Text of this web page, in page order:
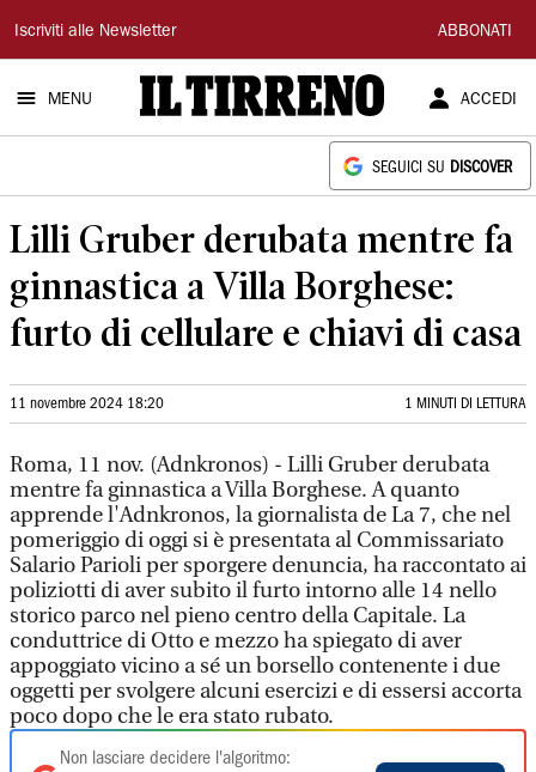
Il
Tirreno
Iscriviti alle Newsletter ABBONATI
MENU ACCEDI
SEGUICI SU DISCOVER
Lilli Gruber derubata mentre fa
ginnastica a Villa Borghese:
furto di cellulare e chiavi di casa
11 novembre 2024 18:20 1 MINUTI DI LETTURA
Roma, 11 nov. (Adnkronos) - Lilli Gruber derubata
mentre fa ginnastica a Villa Borghese. A quanto
apprende l'Adnkronos, la giornalista de La 7, che nel
pomeriggio di oggi si è presentata al Commissariato
Salario Parioli per sporgere denuncia, ha raccontato ai
poliziotti di aver subito il furto intorno alle 14 nello
storico parco nel pieno centro della Capitale. La
conduttrice di Otto e mezzo ha spiegato di aver
appoggiato vicino a sé un borsello contenente i due
oggetti per svolgere alcuni esercizi e di essersi accorta
poco dopo che le era stato rubato.
Non lasciare decidere l'algoritmo: